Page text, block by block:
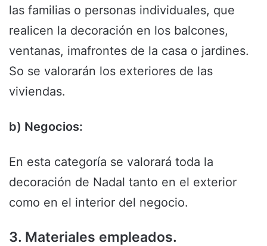
las familias o personas individuales, que
realicen la decoración en los balcones,
ventanas, imafrontes de la casa o jardines.
So se valorarán los exteriores de las
viviendas.
b) Negocios:
En esta categoría se valorará toda la
decoración de Nadal tanto en el exterior
como en el interior del negocio.
3. Materiales empleados.